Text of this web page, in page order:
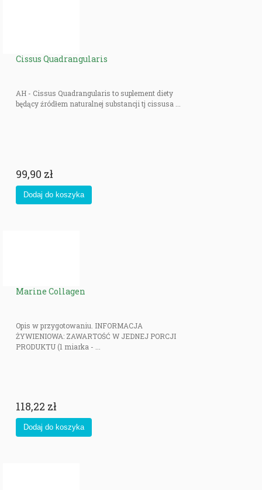
Cissus Quadrangularis
AH - Cissus Quadrangularis to suplement diety
będący źródłem naturalnej substancji tj cissusa ...
99,90 zł
Marine Collagen
Opis w przygotowaniu. INFORMACJA
ŻYWIENIOWA: ZAWARTOŚĆ W JEDNEJ PORCJI
PRODUKTU (1 miarka - ...
118,22 zł